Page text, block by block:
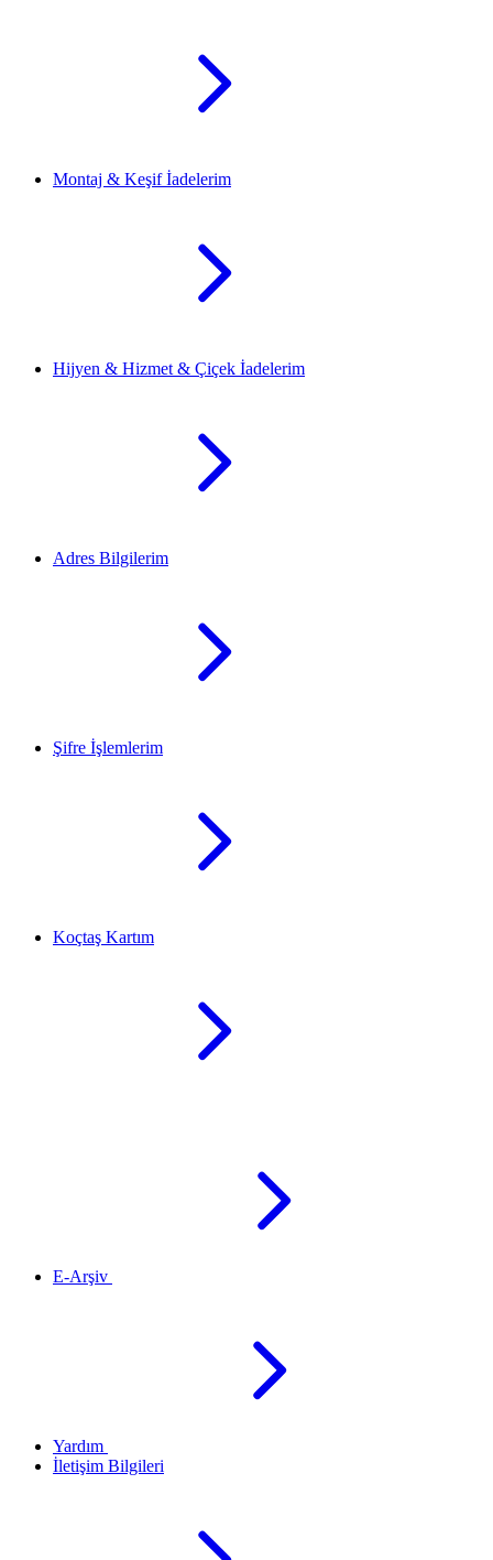
Montaj & Keşif İadelerim
Hijyen & Hizmet & Çiçek İadelerim
Adres Bilgilerim
Şifre İşlemlerim
Koçtaş Kartım
E-Arşiv
Yardım
İletişim Bilgileri